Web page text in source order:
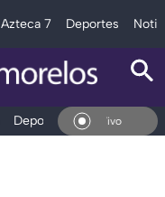
Azteca 7 Deportes
Deportes Espectáculos
En Vivo